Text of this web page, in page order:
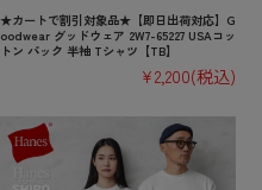
★カートで割引対象品★【即日出荷対応】G
oodwear グッドウェア 2W7-65227 USAコッ
トン パック 半袖 Tシャツ【TB】
¥2,200(税込)